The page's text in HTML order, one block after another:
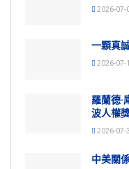
2026-07-
一顆真
2026-07-
羅蘭德·
波人權
2026-07-
中美關